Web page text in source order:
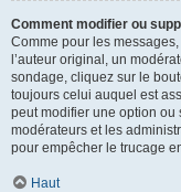
Comment modifier ou
Comme pour les
l’auteur original, un
sondage, cliquez sur le
toujours celui auquel est
peut modifier une option ou
modérateurs et les
pour empêcher le trucage
Haut